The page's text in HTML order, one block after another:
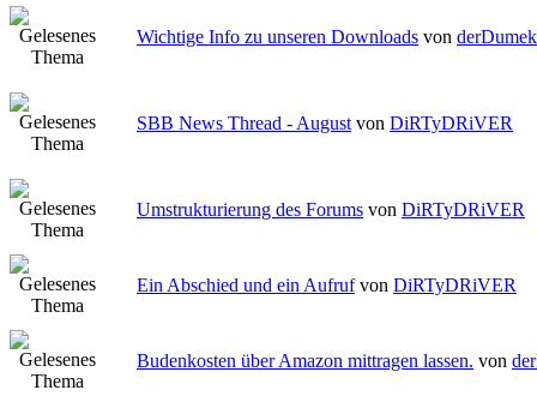
Wichtige Info zu unseren Downloads von
SBB News Thread - August von DiRTyDRiVER
Umstrukturierung des Forums von DiRTyDRiVER
Ein Abschied und ein Aufruf von DiRTyDRiVER
Budenkosten über Amazon mittragen lassen. von